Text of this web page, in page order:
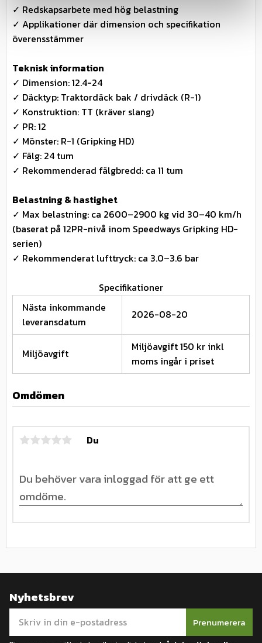
✓ Redskapsarbete med hög belastning
✓ Applikationer där dimension och specifikation
överensstämmer
Teknisk information
✓ Dimension: 12.4-24
✓ Däcktyp: Traktordäck bak / drivdäck (R-1)
✓ Konstruktion: TT (kräver slang)
✓ PR: 12
✓ Mönster: R-1 (Gripking HD)
✓ Fälg: 24 tum
✓ Rekommenderad fälgbredd: ca 11 tum
Belastning & hastighet
✓ Max belastning: ca 2600–2900 kg vid 30–40 km/h
(baserat på 12PR-nivå inom Speedways Gripking HD-
serien)
✓ Rekommenderat lufttryck: ca 3.0–3.6 bar
Specifikationer
Nästa inkommande
leveransdatum
2026-08-20
Miljöavgift
Miljöavgift 150 kr inkl
moms ingår i priset
Omdömen
Du
Nyhetsbrev
Prenumerera